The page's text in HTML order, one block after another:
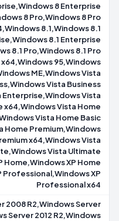
8 Enterprise
8 Pro,Windows 8 Pro
8.1,Windows 8.1
8.1 Enterprise
8.1 Pro,Windows 8.1 Pro
95,Windows
ME,Windows Vista
Vista Business
Enterprise,Windows Vista
x64,Windows Vista Home
Vista Home Basic
Home Premium,Windows
x64,Windows Vista
Vista Ultimate
Home,Windows XP Home
Professional,Windows XP
Professional x64
2008 R2,Windows Server
Server 2012 R2,Windows